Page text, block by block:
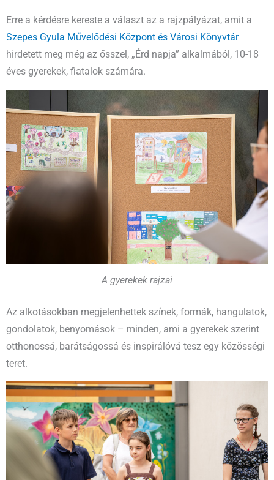
Erre a kérdésre kereste a választ az a rajzpályázat, amit a
Szepes Gyula Művelődési Központ és Városi Könyvtár
hirdetett meg még az ősszel, „Érd napja” alkalmából, 10-18
éves gyerekek, fiatalok számára.
A gyerekek rajzai
Az alkotásokban megjelenhettek színek, formák, hangulatok,
gondolatok, benyomások – minden, ami a gyerekek szerint
otthonossá, barátságossá és inspirálóvá tesz egy közösségi
teret.